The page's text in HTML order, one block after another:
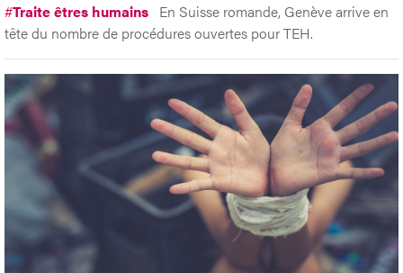
#Traite êtres humains En Suisse romande, Genève arrive en
tête du nombre de procédures ouvertes pour TEH.